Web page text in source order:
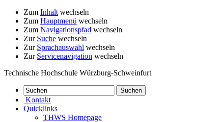
Zum Inhalt wechseln
Zum Hauptmenü wechseln
Zum Navigationspfad wechseln
Zur Suche wechseln
Zur Sprachauswahl wechseln
Zur Servicenavigation wechseln
Technische Hochschule Würzburg-Schweinfurt
Kontakt
Quicklinks
THWS Homepage